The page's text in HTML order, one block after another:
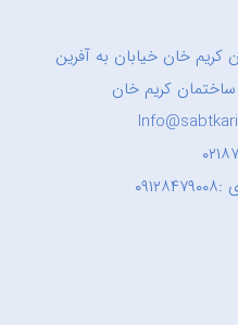
کریم خان خیابان به آفرین